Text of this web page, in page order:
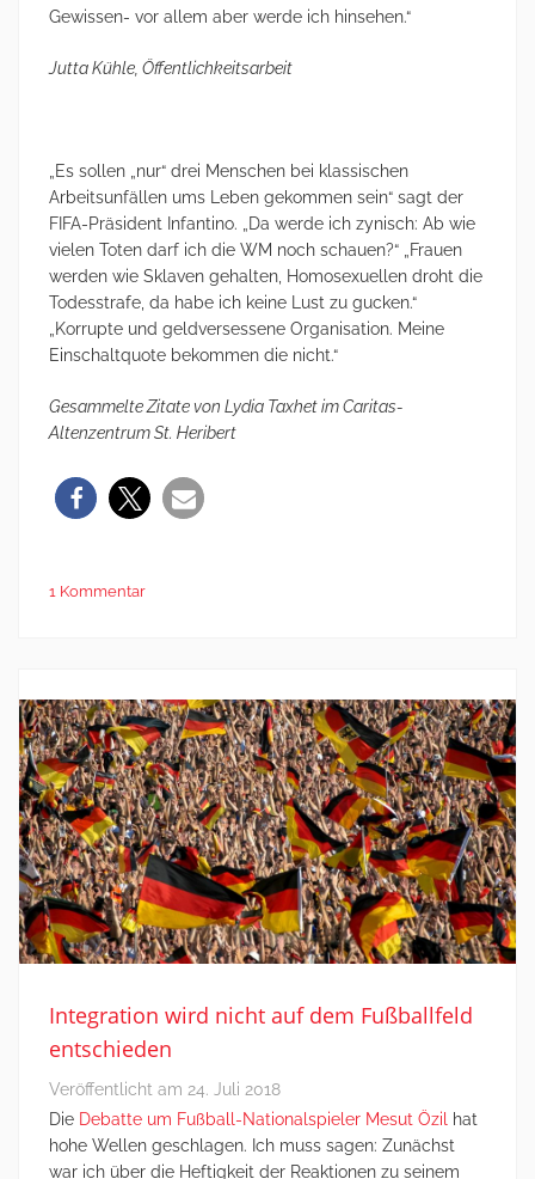
Gewissen- vor allem aber werde ich hinsehen.“
Jutta Kühle, Öffentlichkeitsarbeit
„Es sollen „nur“ drei Menschen bei klassischen
Arbeitsunfällen ums Leben gekommen sein“ sagt der
FIFA-Präsident Infantino. „Da werde ich zynisch: Ab wie
vielen Toten darf ich die WM noch schauen?“ „Frauen
werden wie Sklaven gehalten, Homosexuellen droht die
Todesstrafe, da habe ich keine Lust zu gucken.“
„Korrupte und geldversessene Organisation. Meine
Einschaltquote bekommen die nicht.“
Gesammelte Zitate von Lydia Taxhet im Caritas-
Altenzentrum St. Heribert
1 Kommentar
Integration wird nicht auf dem Fußballfeld
entschieden
Veröffentlicht am 24. Juli 2018
Die Debatte um Fußball-Nationalspieler Mesut Özil hat
hohe Wellen geschlagen. Ich muss sagen: Zunächst
war ich über die Heftigkeit der Reaktionen zu seinem